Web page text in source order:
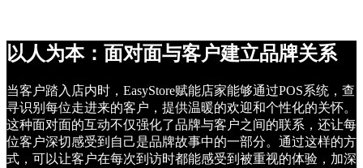
以人为本：面对面与客户建立品牌关系
当客户踏入店内时，EasyStore赋能店家能够通过POS系统，查
寻识别每位走进来的客户，提供温暖的欢迎和个性化的关怀。
这种面对面的互动不仅强化了品牌与客户之间的联系，还让每
位客户深切感受到自己是品牌故事中的一部分。通过这样的方
式，可以让客户在每次到访时都能感受到被重视的体验，加深